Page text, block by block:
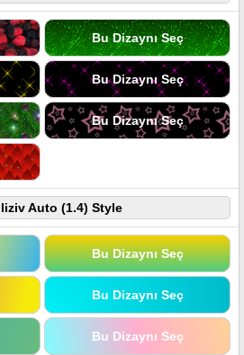
Bu Dizaynı Seç
Bu Dizaynı Seç
Bu Dizaynı Seç
Auto (1.4) Style
Bu Dizaynı Seç
Bu Dizaynı Seç
Bu Dizaynı Seç